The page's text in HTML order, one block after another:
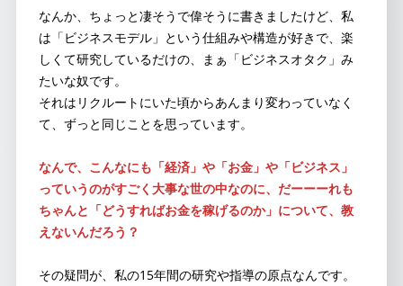
なんか、ちょっと凄そうで偉そうに書きましたけど、私
は「ビジネスモデル」という仕組みや構造が好きで、楽
しくて研究しているだけの、まぁ「ビジネスオタク」み
たいな奴です。
それはリクルートにいた頃からあんまり変わっていなく
て、ずっと同じことを思っています。
なんで、こんなにも「経済」や「お金」や「ビジネス」
っていうのがすごく大事な世の中なのに、だーーーれも
ちゃんと「どうすればお金を稼げるのか」について、教
えないんだろう？
その疑問が、私の15年間の研究や指導の原点なんです。